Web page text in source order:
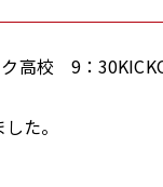
高校 9：
た。